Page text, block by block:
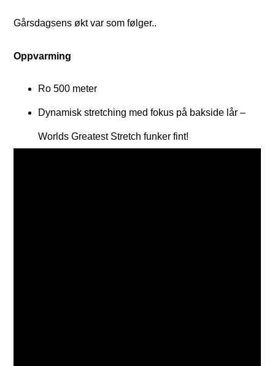
Gårsdagsens økt var som følger..
Oppvarming
Ro 500 meter
Dynamisk stretching med fokus på bakside lår –
Worlds Greatest Stretch funker fint!